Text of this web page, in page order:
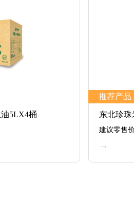
5LX4桶 东北珍
建议零售
推荐产品
→